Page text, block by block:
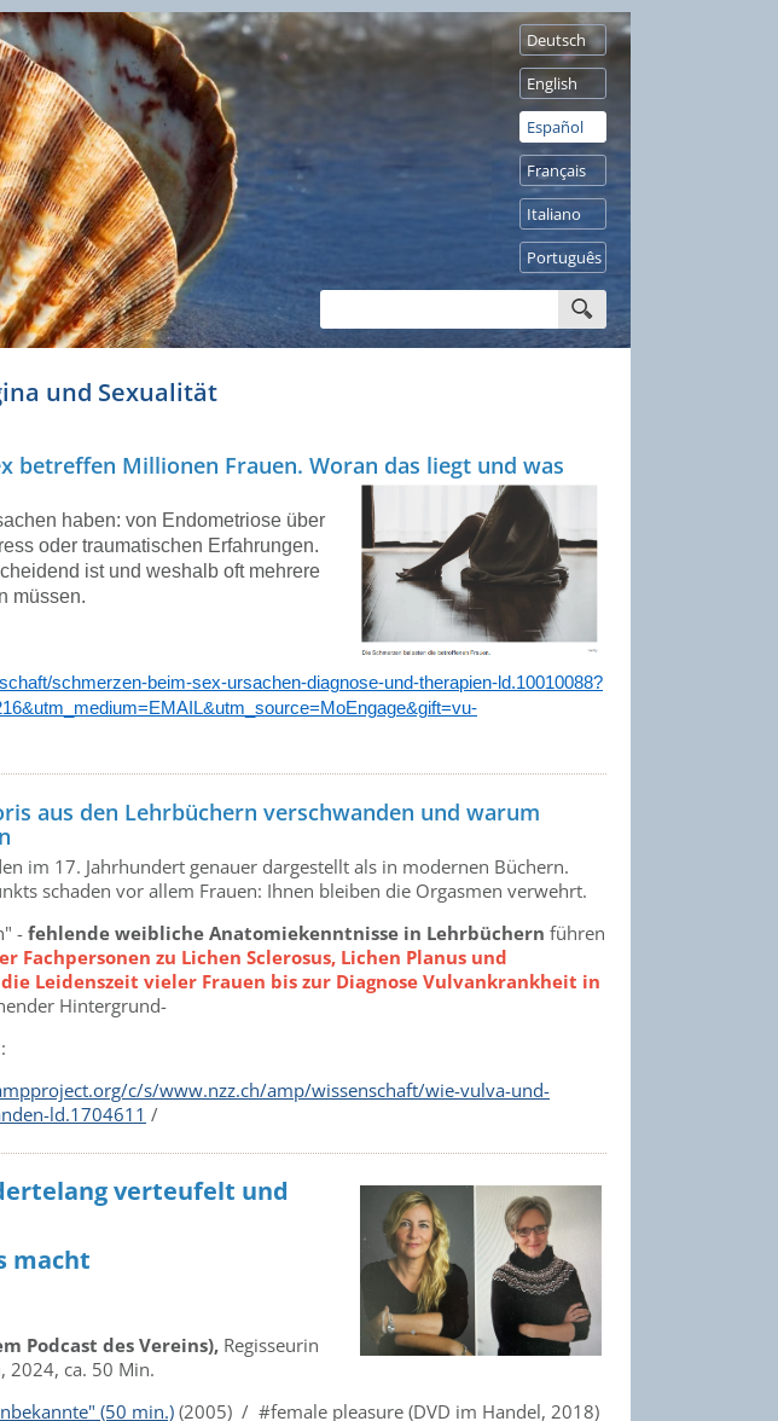
Deutsch
English
Español
Français
Italiano
Português
und Sexualität
betreffen Millionen Frauen. Woran das liegt und was
haben: von Endometriose über
oder traumatischen Erfahrungen.
ist und weshalb oft mehrere
müssen.
schmerzen-beim-sex-ursachen-diagnose-und-therapien-ld.10010088?
aus den Lehrbüchern verschwanden und warum
im 17. Jahrhundert genauer dargestellt als in modernen Büchern.
schaden vor allem Frauen: Ihnen bleiben die Orgasmen verwehrt.
-fehlende weibliche Anatomiekenntnisse in Lehrbüchern führen
Fachpersonen zu Lichen Sclerosus, Lichen Planus und
Leidenszeit vieler Frauen bis zur Diagnose Vulvankrankheit in
Hintergrund-
c/s/www.nzz.ch/amp/wissenschaft/wie-vulva-und-
ld.1704611 /
verteufelt und
macht
Podcast des Vereins), Regisseurin
2024, ca. 50 Min.
(50 min.)(2005) / #female pleasure (DVD im Handel, 2018)